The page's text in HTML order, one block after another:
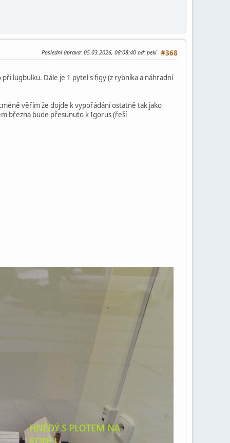
#368
Poslední úprava: 05.03.2026, 08:08:40 od: peki
lugbulku. Dále je 1 pytel s figy (z rybníka a náhradní
věřím že dojde k vypořádání ostatně tak jako
března bude přesunuto k Igorus (řeší